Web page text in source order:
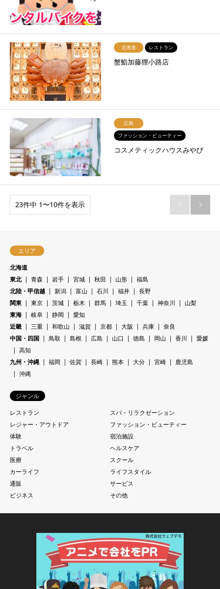
北海道 レストラン
蟹鮨加藤狸小路店
広島
ファッション・ビューティー
コスメティックハウスみやび
23件中 1〜10件を表示  
エリア
北海道
東北
青森 岩手 宮城 秋田 山形
福島
北陸・甲信越
新潟 富山 石川 福井
長野
関東
東京 茨城 栃木 群馬 埼玉 千葉 神奈川
山梨
東海
岐阜 静岡
愛知
近畿
三重 和歌山 滋賀 京都 大阪 兵庫
奈良
中国・四国
鳥取 島根 広島 山口 徳島 岡山 香川
愛媛
高知
九州・沖縄
福岡 佐賀 長崎 熊本 大分 宮崎
鹿児島
沖縄
ジャンル
レストラン
スパ・リラクゼーション
レジャー・アウトドア
ファッション・ビューティー
体験
宿泊施設
トラベル
ヘルスケア
医療
スクール
カーライフ
ライフスタイル
通販
サービス
ビジネス
その他